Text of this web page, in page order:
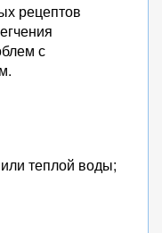
рецептов
с
теплой воды;